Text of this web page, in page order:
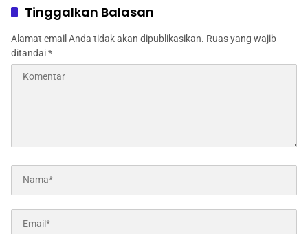
Tinggalkan Balasan
Alamat email Anda tidak akan dipublikasikan. Ruas yang wajib
ditandai*